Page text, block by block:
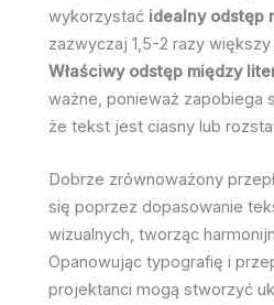
wykorzystać idealny odstęp
zazwyczaj 1,5-2 razy
Właściwy odstęp między
ważne, ponieważ zapobiega
że tekst jest ciasny lub
Dobrze zrównoważony
się poprzez dopasowanie
wizualnych, tworząc
Opanowując typografię i
projektanci mogą stworzyć